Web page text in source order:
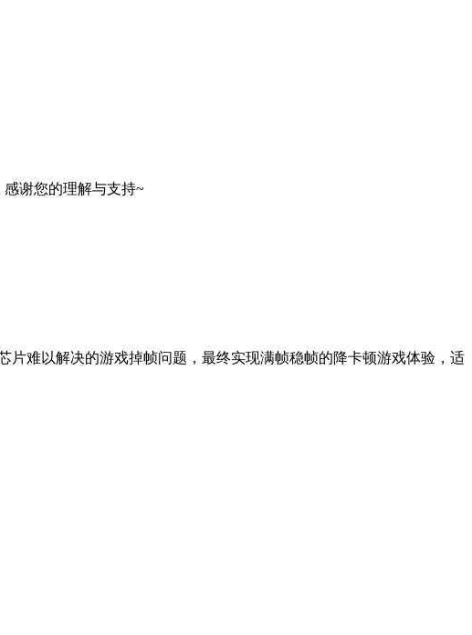
谢您的理解与支持~
难以解决的游戏掉帧问题，最终实现满帧稳帧的降卡顿游戏体验，适